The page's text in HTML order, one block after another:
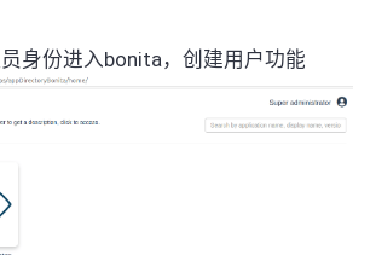
身份进入bonita，创建用户功能